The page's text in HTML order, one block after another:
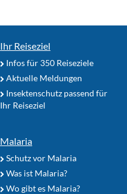
Ihr Reiseziel
Infos für 350 Reiseziele
Aktuelle Meldungen
Insektenschutz passend für
Ihr Reiseziel
Malaria
Schutz vor Malaria
Was ist Malaria?
Wo gibt es Malaria?